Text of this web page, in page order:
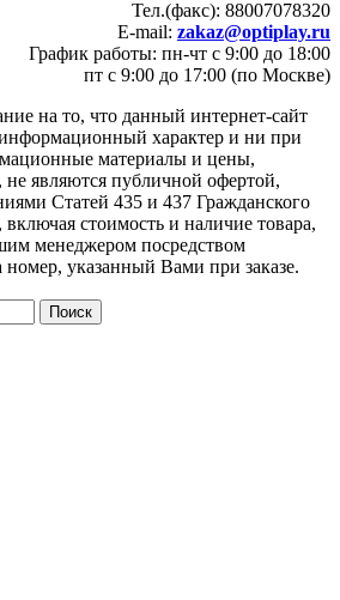
Тел.(факс): 88007078320
E-mail: zakaz@optiplay.ru
График работы: пн-чт с 9:00 до 18:00
пт с 9:00 до 17:00 (по Москве)
на то, что данный интернет-сайт
характер и ни при
материалы и цены,
являются публичной офертой,
Статей 435 и 437 Гражданского
стоимость и наличие товара,
менеджером посредством
номер, указанный Вами при заказе.
Поиск